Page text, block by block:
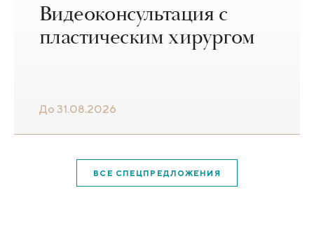
Видеоконсультация с
пластическим хирургом
До 31.08.2026
ВСЕ СПЕЦПРЕДЛОЖЕНИЯ